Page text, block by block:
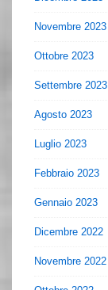
Novembre 2023
Ottobre 2023
Settembre 2023
Agosto 2023
Luglio 2023
Febbraio 2023
Gennaio 2023
Dicembre 2022
Novembre 2022